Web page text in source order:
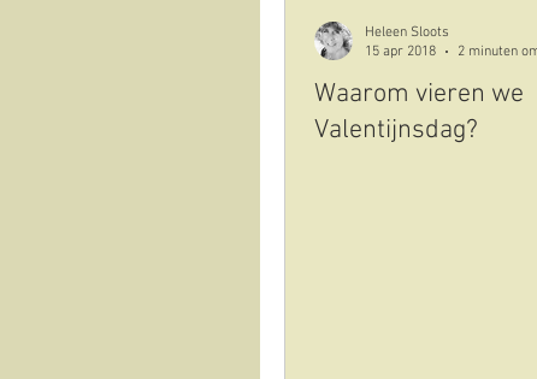
Waarom vieren we
Valentijnsdag?
Heleen Sloots
15 apr 2018
2 minuten